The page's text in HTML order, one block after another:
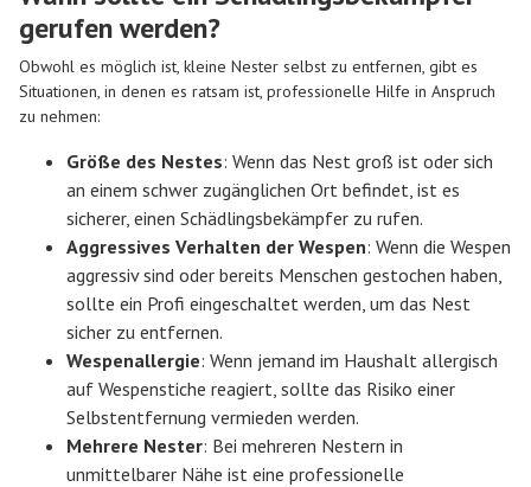
gerufen werden?
Obwohl es möglich ist, kleine Nester selbst zu entfernen, gibt es
Situationen, in denen es ratsam ist, professionelle Hilfe in Anspruch
zu nehmen:
Größe des Nestes: Wenn das Nest groß ist oder sich
an einem schwer zugänglichen Ort befindet, ist es
sicherer, einen Schädlingsbekämpfer zu rufen.
Aggressives Verhalten der Wespen: Wenn die Wespen
aggressiv sind oder bereits Menschen gestochen haben,
sollte ein Profi eingeschaltet werden, um das Nest
sicher zu entfernen.
Wespenallergie: Wenn jemand im Haushalt allergisch
auf Wespenstiche reagiert, sollte das Risiko einer
Selbstentfernung vermieden werden.
Mehrere Nester: Bei mehreren Nestern in
unmittelbarer Nähe ist eine professionelle